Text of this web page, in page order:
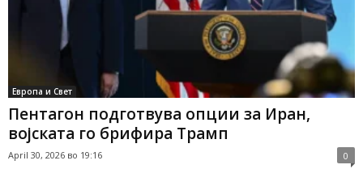
Европа и Свет
Пентагон подготвува опции за Иран,
војската го брифира Трамп
April 30, 2026 во 19:16 0